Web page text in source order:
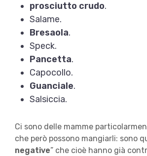
prosciutto crudo.
Salame.
Bresaola.
Speck.
Pancetta.
Capocollo.
Guanciale.
Salsiccia.
Ci sono delle mamme
che però possono mangiarli: sono
negative” che cioè hanno già